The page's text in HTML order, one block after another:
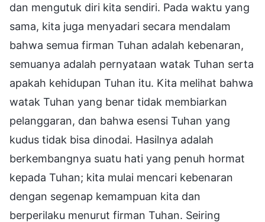
dan mengutuk diri kita sendiri. Pada waktu yang
sama, kita juga menyadari secara mendalam
bahwa semua firman Tuhan adalah kebenaran,
semuanya adalah pernyataan watak Tuhan serta
apakah kehidupan Tuhan itu. Kita melihat bahwa
watak Tuhan yang benar tidak membiarkan
pelanggaran, dan bahwa esensi Tuhan yang
kudus tidak bisa dinodai. Hasilnya adalah
berkembangnya suatu hati yang penuh hormat
kepada Tuhan; kita mulai mencari kebenaran
dengan segenap kemampuan kita dan
berperilaku menurut firman Tuhan. Seiring